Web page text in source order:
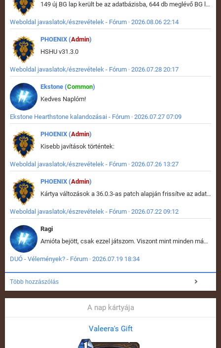
149 új BG lap került be az adatbázisba, 644 db meglévő BG lap módosult, bekerültek az új képek a megváltozott lapokhoz is.
Weboldal javaslatok/észrevételek - Fórum · 2026.08.06 22:14
PHOENIX (Admin)
HSHU v31.3.0
Weboldal javaslatok/észrevételek - Fórum · 2026.07.28 20:17
Ekstone (Common)
Kedves Naplóm!
Ekstone Hearthstone kalandozásai - Fórum · 2026.07.27 07:09
PHOENIX (Admin)
Kisebb javítások történtek:
Weboldal javaslatok/észrevételek - Fórum · 2026.07.26 13:27
PHOENIX (Admin)
Kártya változások a 36.0.3-as patch alapján frissítve az adatbázisban (képek is cserélve).
Weboldal javaslatok/észrevételek - Fórum · 2026.07.22 09:12
Ragi
Amióta bejött, csak ezzel játszom. Viszont mint minden más - akár az alapjáték is, ez is baromira összetett lett. Néha már pár kör után is esélytelen az egész. Vagy irreállisan túltápol valaki, vagy lelép a partner, vagy csak hülye mint a segg. És amikor eljönne az én időm, na akkor jön el mindenki másé is. Engem jobban érdekelne, hogy ki milyen ratingen szokott játszani. Na ez lenne egy érdekes adat.
DUÓ - Vélemények? - Fórum · 2026.07.19 18:34
Több hozzászólás
A nap kártyája
Valeera's Gift